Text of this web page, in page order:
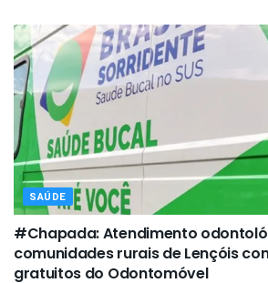
SAÚDE
#Chapada: Atendimento
comunidades rurais de Lençóis
gratuitos do Odontomóvel